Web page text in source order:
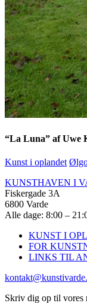
“La Luna” af Uwe
Kunst i oplandet
KUNSTHAVEN I
Fiskergade 3A
6800 Varde
Alle dage: 8:00 –
KUNST I
FOR
LINKS TIL
Skriv dig op til vores